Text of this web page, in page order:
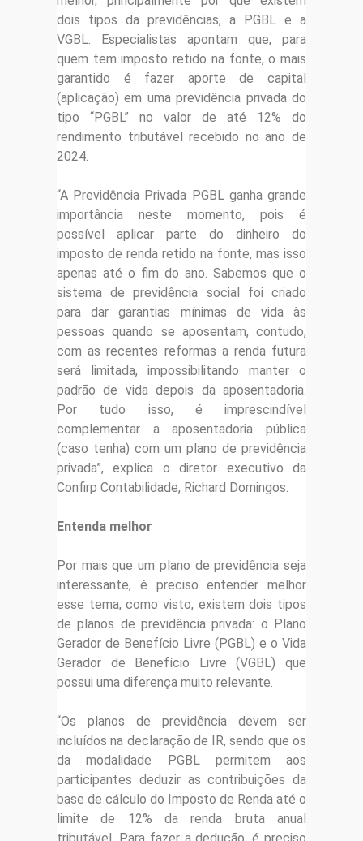
dois tipos da previdências, a PGBL e a
VGBL. Especialistas apontam que, para
quem tem imposto retido na fonte, o mais
garantido é fazer aporte de capital
(aplicação) em uma previdência privada do
tipo “PGBL” no valor de até 12% do
rendimento tributável recebido no ano de
2024.
“A Previdência Privada PGBL ganha grande
importância neste momento, pois é
possível aplicar parte do dinheiro do
imposto de renda retido na fonte, mas isso
apenas até o fim do ano. Sabemos que o
sistema de previdência social foi criado
para dar garantias mínimas de vida às
pessoas quando se aposentam, contudo,
com as recentes reformas a renda futura
será limitada, impossibilitando manter o
padrão de vida depois da aposentadoria.
Por tudo isso, é imprescindível
complementar a aposentadoria pública
(caso tenha) com um plano de previdência
privada”, explica o diretor executivo da
Confirp Contabilidade, Richard Domingos.
Entenda melhor
Por mais que um plano de previdência seja
interessante, é preciso entender melhor
esse tema, como visto, existem dois tipos
de planos de previdência privada: o Plano
Gerador de Benefício Livre (PGBL) e o Vida
Gerador de Benefício Livre (VGBL) que
possui uma diferença muito relevante.
“Os planos de previdência devem ser
incluídos na declaração de IR, sendo que os
da modalidade PGBL permitem aos
participantes deduzir as contribuições da
base de cálculo do Imposto de Renda até o
limite de 12% da renda bruta anual